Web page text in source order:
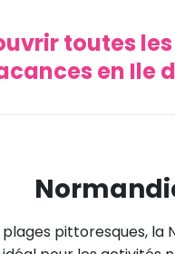
toutes
en Ile
plages pittoresques, la